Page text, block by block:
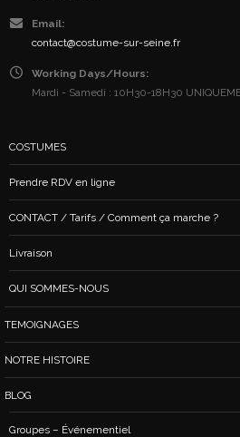
Email:
contact@costume-sur-seine.fr
Working Days/Hours:
Mardi - Samedi : 10H30-18H30
COSTUMES
Prendre RDV en ligne
CONTACT / Tarifs / Comment ça marche ?
Livraison
QUI SOMMES-NOUS
TEMOIGNAGES
NOTRE HISTOIRE
BLOG
Groupes – Événementiel